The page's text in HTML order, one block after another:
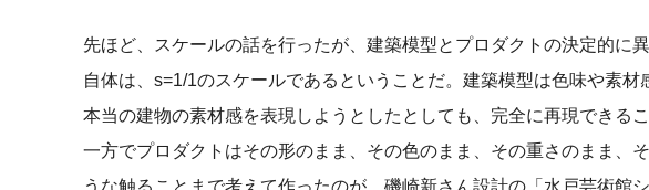
先ほど、スケールの話を行ったが、建築模型とプロダクトの決定的に
自体は、s=1/1のスケールであるということだ。建築模型は色味や素
本当の建物の素材感を表現しようとしたとしても、完全に再現できる
一方でプロダクトはその形のまま、その色のまま、その重さのまま、